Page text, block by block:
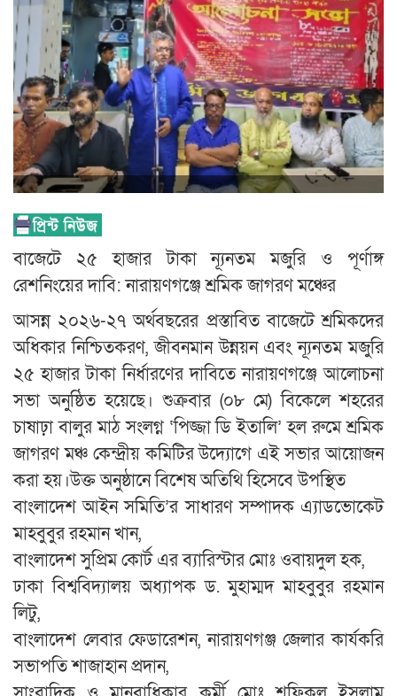
বাজেটে ২৫ হাজার টাকা ন্যূনতম মজুরি ও পূর্ণাঙ্গ
রেশনিংয়ের দাবি: নারায়ণগঞ্জে শ্রমিক জাগরণ মঞ্চের
আসন্ন ২০২৬-২৭ অর্থবছরের প্রস্তাবিত বাজেটে শ্রমিকদের
অধিকার নিশ্চিতকরণ, জীবনমান উন্নয়ন এবং ন্যূনতম মজুরি
২৫ হাজার টাকা নির্ধারণের দাবিতে নারায়ণগঞ্জে আলোচনা
সভা অনুষ্ঠিত হয়েছে। শুক্রবার (০৮ মে) বিকেলে শহরের
চাষাঢ়া বালুর মাঠ সংলগ্ন ‘পিজ্জা ডি ইতালি’ হল রুমে শ্রমিক
জাগরণ মঞ্চ কেন্দ্রীয় কমিটির উদ্যোগে এই সভার আয়োজন
করা হয়।উক্ত অনুষ্ঠানে বিশেষ অতিথি হিসেবে উপস্থিত
বাংলাদেশ আইন সমিতি’র সাধারণ সম্পাদক এ্যাডভোকেট
মাহবুবুর রহমান খান,
বাংলাদেশ সুপ্রিম কোর্ট এর ব্যারিস্টার মোঃ ওবায়দুল হক,
ঢাকা বিশ্ববিদ্যালয় অধ্যাপক ড. মুহাম্মদ মাহবুবুর রহমান
লিটু,
বাংলাদেশ লেবার ফেডারেশন, নারায়ণগঞ্জ জেলার কার্যকরি
সভাপতি শাজাহান প্রদান,